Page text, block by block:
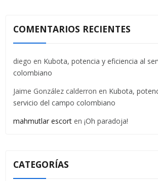
COMENTARIOS RECIENTES
diego en Kubota, potencia y eficiencia al
colombiano
Jaime González calderron en Kubota,
servicio del campo colombiano
mahmutlar escort en ¡Oh paradoja!
CATEGORÍAS